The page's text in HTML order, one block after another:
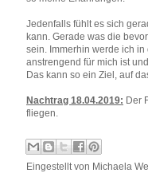
Jedenfalls fühlt es sich
kann. Gerade was die
sein. Immerhin werde ich
anstrengend für mich ist
Das kann so ein Ziel, auf
Nachtrag 18.04.2019: Der
fliegen.
Eingestellt von Michaela